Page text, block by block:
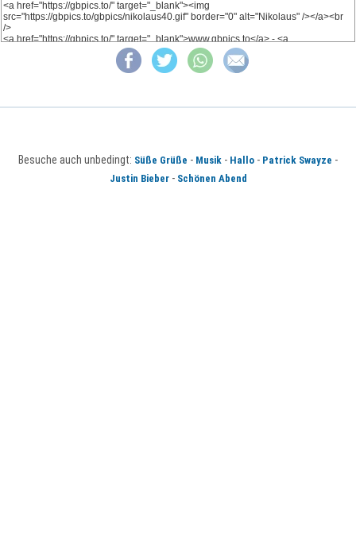
Besuche auch unbedingt: Süße Grüße - Musik - Hallo - Patrick Swayze -
Justin Bieber- Schönen Abend